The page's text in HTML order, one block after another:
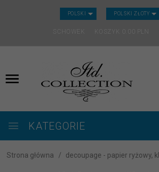
POLSKI POLSKI ZŁOTY
SCHOWEK KOSZYK
KATEGORIE
Strona główna decoupage - papier ryżowy,